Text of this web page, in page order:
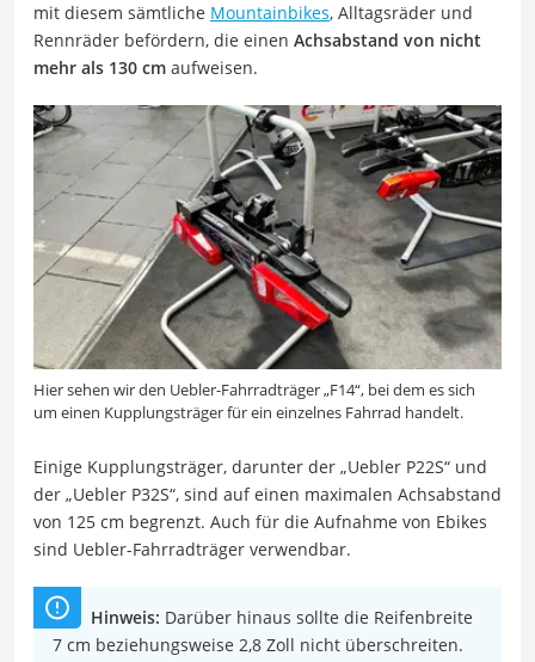
mit diesem sämtliche Mountainbikes, Alltagsräder und
Rennräder befördern, die einen Achsabstand von nicht
mehr als 130 cm aufweisen.
Hier sehen wir den Uebler-Fahrradträger „F14“, bei dem es sich
um einen Kupplungsträger für ein einzelnes Fahrrad handelt.
Einige Kupplungsträger, darunter der „Uebler P22S“ und
der „Uebler P32S“, sind auf einen maximalen Achsabstand
von 125 cm begrenzt. Auch für die Aufnahme von Ebikes
sind Uebler-Fahrradträger verwendbar.
Hinweis: Darüber hinaus sollte die Reifenbreite
7 cm beziehungsweise 2,8 Zoll nicht überschreiten.